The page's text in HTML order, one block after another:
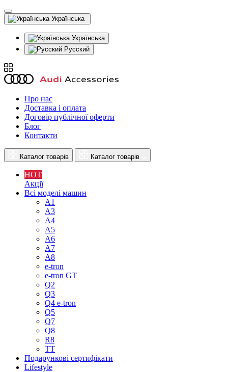
Українська
Українська
Русский
Про нас
Доставка і оплата
Договір публічної оферти
Блог
Контакти
Каталог товарів Каталог товарів
HOT
Акції
Всі моделі машин
A1
A3
A4
A5
A6
A7
A8
e-tron
e-tron GT
Q2
Q3
Q4 e-tron
Q5
Q7
Q8
R8
TT
Подарункові сертифікати
Lifestyle